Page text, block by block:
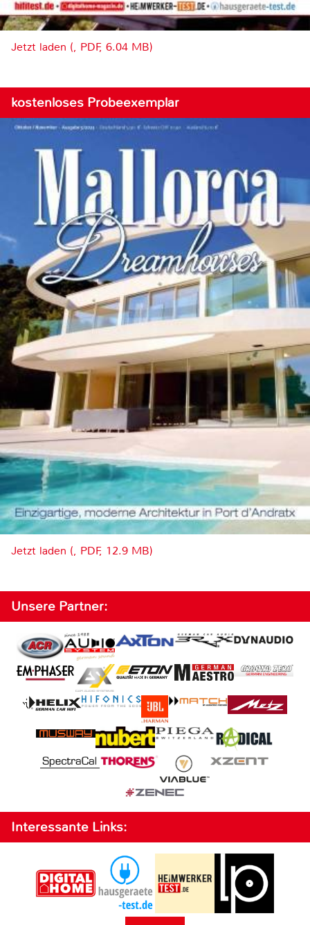
Jetzt laden (, PDF, 6.04 MB)
kostenloses Probeexemplar
Jetzt laden (, PDF, 12.9 MB)
Unsere Partner:
Interessante Links: